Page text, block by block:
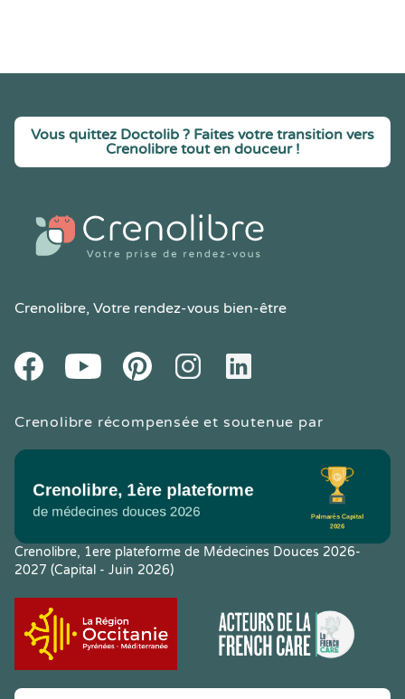
Vous quittez Doctolib ? Faites votre transition vers
Crenolibre tout en douceur !
Crenolibre, Votre rendez-vous bien-être
FacebookYoutube PinteresetInstagramLinkedIn
Crenolibre récompensée et soutenue par
Crenolibre, 1ere plateforme de Médecines Douces 2026-
2027 (Capital - Juin 2026)